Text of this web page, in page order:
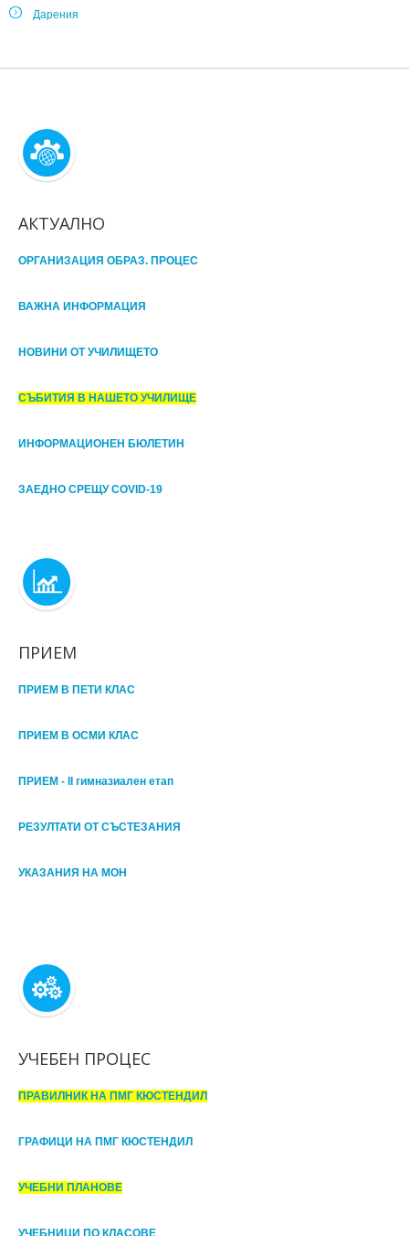
Дарения
АКТУАЛНО
ОРГАНИЗАЦИЯ ОБРАЗ. ПРОЦЕС
ВАЖНА ИНФОРМАЦИЯ
НОВИНИ ОТ УЧИЛИЩЕТО
СЪБИТИЯ В НАШЕТО УЧИЛИЩЕ
ИНФОРМАЦИОНЕН БЮЛЕТИН
ЗАЕДНО СРЕЩУ COVID-19
ПРИЕМ
ПРИЕМ В ПЕТИ КЛАС
ПРИЕМ В ОСМИ КЛАС
ПРИЕМ - II гимназиален етап
РЕЗУЛТАТИ ОТ СЪСТЕЗАНИЯ
УКАЗАНИЯ НА МОН
УЧЕБЕН ПРОЦЕС
ПРАВИЛНИК НА ПМГ КЮСТЕНДИЛ
ГРАФИЦИ НА ПМГ КЮСТЕНДИЛ
УЧЕБНИ ПЛАНОВЕ
УЧЕБНИЦИ ПО КЛАСОВЕ